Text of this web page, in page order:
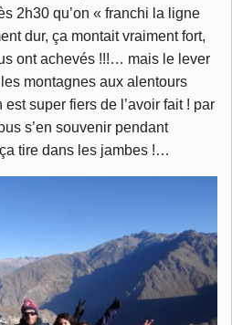
2h30 qu’on « franchi la ligne
dur, ça montait vraiment fort,
ont achevés !!!… mais le lever
montagnes aux alentours
super fiers de l’avoir fait ! par
s’en souvenir pendant
tire dans les jambes !…